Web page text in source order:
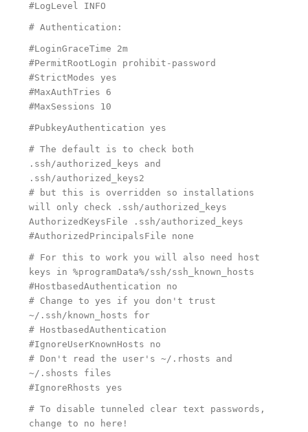
#LogLevel INFO
# Authentication:
#LoginGraceTime 2m
#PermitRootLogin prohibit-password
#StrictModes yes
#MaxAuthTries 6
#MaxSessions 10
#PubkeyAuthentication yes
# The default is to check both
.ssh/authorized_keys and
.ssh/authorized_keys2
# but this is overridden so installations
will only check .ssh/authorized_keys
AuthorizedKeysFile .ssh/authorized_keys
#AuthorizedPrincipalsFile none
# For this to work you will also need host
keys in %programData%/ssh/ssh_known_hosts
#HostbasedAuthentication no
# Change to yes if you don't trust
~/.ssh/known_hosts for
# HostbasedAuthentication
#IgnoreUserKnownHosts no
# Don't read the user's ~/.rhosts and
~/.shosts files
#IgnoreRhosts yes
# To disable tunneled clear text passwords,
change to no here!